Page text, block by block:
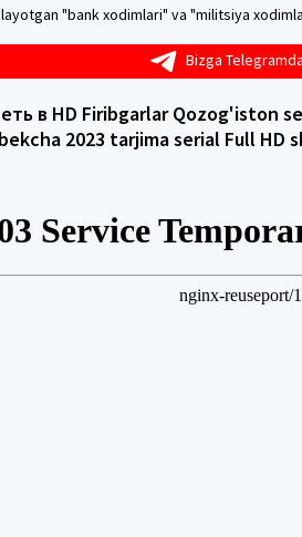
"bank xodimlari" va "militsiya
Bizga
в HD Firibgarlar Qozog'iston
2023 tarjima serial Full HD